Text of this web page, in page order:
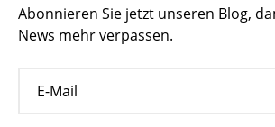
Abonnieren Sie jetzt unseren Blog,
News mehr verpassen.